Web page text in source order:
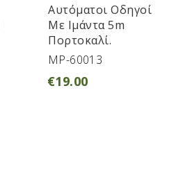
Aυτόματοι Οδηγοί
Με Ιμάντα 5m
Πορτοκαλί.
MP-60013
€19.00